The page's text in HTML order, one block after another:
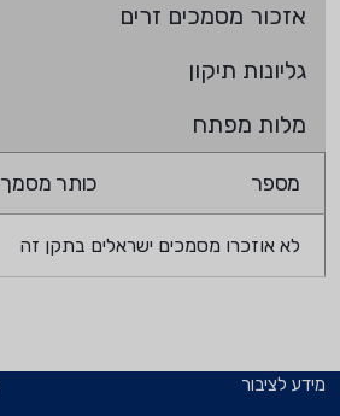
אזכור מסמכים זרים
גליונות תיקון
מלות מפתח
מספר כותר מסמך
לא אוזכרו מסמכים ישראלים בתקן זה
מידע לציבור